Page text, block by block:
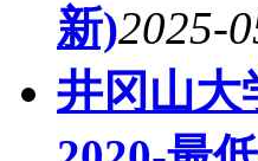
新)2025-
井冈山大